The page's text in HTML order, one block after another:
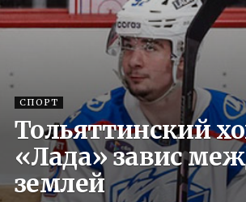
СПОРТ
Тольяттинский
«Лада» завис
землей